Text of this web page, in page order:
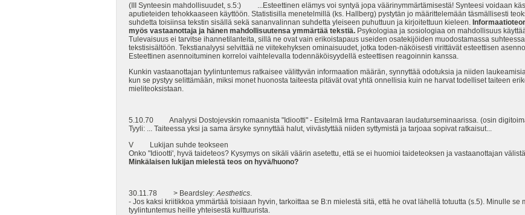
(III Synteesin mahdollisuudet, s.5:) ...Esteettinen elämys voi syntyä jopa väärinymmärtämisestä! Synteesi voidaan
aputieteiden tehokkaaseen käyttöön. Statistisilla menetelmillä (ks. Hallberg) pystytän jo määrittelemään täsmällisesti
suhdetta toisiinsa tekstin sisällä sekä sananvalinnan suhdetta yleiseen puhuttuun ja kirjoitettuun kieleen.
myös vastaanottaja ja hänen mahdollisuutensa ymmärtää tekstiä. Psykologiaa ja sosiologiaa on mahdollisuus
Tulevaisuus ei tarvitse ihannetilanteita, sillä ne ovat vain erikoistapaus useiden osatekijöiden muodostamassa
tekstisisältöön. Tekstianalyysi selvittää ne viitekehyksen ominaisuudet, jotka toden-näköisesti virittävät esteettisen
Esteettinen asennoituminen korreloi vaihtelevalla todennäköisyydellä esteettisen reagoinnin kanssa.
Kunkin vastaanottajan tyylintuntemus ratkaisee välittyvän informaation määrän, synnyttää odotuksia ja niiden
kun se pystyy selittämään, miksi monet huonosta taiteesta pitävät ovat yhtä onnellisia kuin ne harvat todelliset taiteen
mieliteoksistaan.
5.10.70 Analyysi Dostojevskin romaanista "Idiootti" - Esitelmä Irma Rantavaaran laudaturseminaarissa. (osin
Tyyli: ... Taiteessa yksi ja sama ärsyke synnyttää halut, viivästyttää niiden syttymistä ja tarjoaa sopivat ratkaisut...
V Lukijan suhde teokseen
Onko "Idiootti', hyvä taideteos? Kysymys on sikäli väärin asetettu, että se ei huomioi taideteoksen ja vastaanottajan
Minkälaisen lukijan mielestä teos on hyvä/huono?
30.11.78 > Beardsley:Aesthetics.
- Jos kaksi kriitikkoa ymmärtää toisiaan hyvin, tarkoittaa se B:n mielestä sitä, että he ovat lähellä totuutta (s.5). Minulle se
tyylintuntemus heille yhteisestä kulttuurista.